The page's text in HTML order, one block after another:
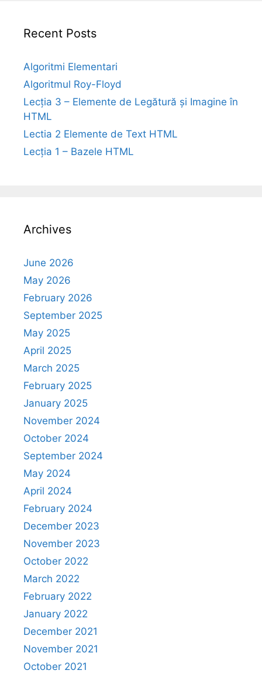
Recent Posts
Algoritmi Elementari
Algoritmul Roy-Floyd
Lecția 3 – Elemente de Legătură și Imagine în
HTML
Lectia 2 Elemente de Text HTML
Lecția 1 – Bazele HTML
Archives
June 2026
May 2026
February 2026
September 2025
May 2025
April 2025
March 2025
February 2025
January 2025
November 2024
October 2024
September 2024
May 2024
April 2024
February 2024
December 2023
November 2023
October 2022
March 2022
February 2022
January 2022
December 2021
November 2021
October 2021